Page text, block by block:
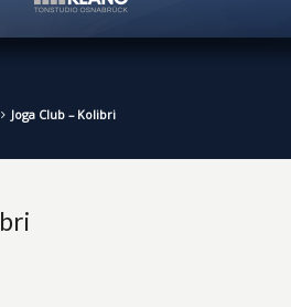
Joga Club – Kolibri